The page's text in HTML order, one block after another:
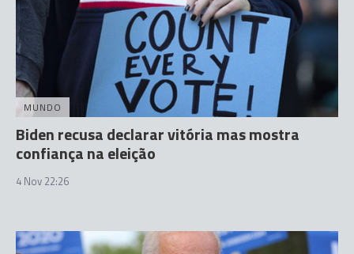
MUNDO
Biden recusa declarar vitória mas mostra
confiança na eleição
4 Nov 22:26